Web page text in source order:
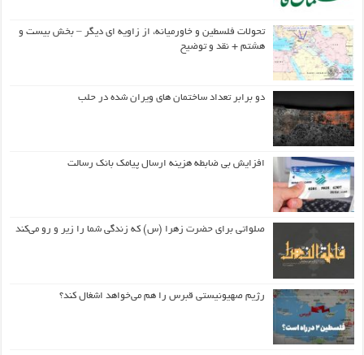
تحولات فلسطین و خاورمیانه، از زاویه ای دیگر – بخش بیست و
هشتم + نقد و توضیح
دو برابر تعداد ساختمان های ویران شده در حلب
افزایش بی ضابطه هزینه ارسال پیامک بانک رسالت
صلواتی برای حضرت زهرا (س) که زندگی شما را زیر و رو می‌کند
رژیم صهیونیستی قبرس را هم می‌خواهد اشغال کند؟